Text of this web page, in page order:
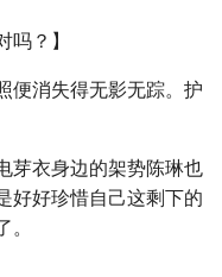
吗？】
便消失得无影无踪。护
芽衣身边的架势陈琳也
好好珍惜自己这剩下的